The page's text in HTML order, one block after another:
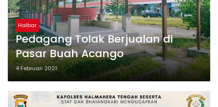
Halbar
Pedagang Tolak Berjualan di
Pasar Buah Acango
4 Februari 2021